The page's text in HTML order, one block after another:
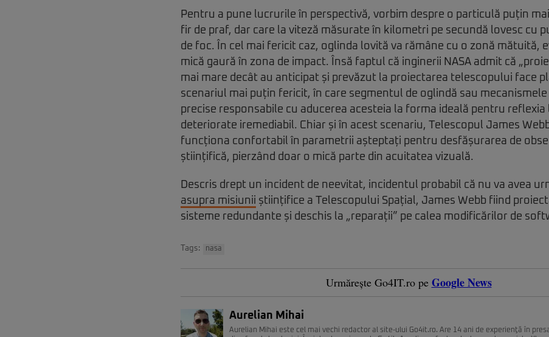
Pentru a pune lucrurile în perspectivă, vorbim despre o particulă puțin
fir de praf, dar care la viteză măsurate în kilometri pe secundă lovesc cu
de foc. În cel mai fericit caz, oglinda lovită va rămâne cu o zonă mătuită,
mică gaură în zona de impact. Însă faptul că inginerii NASA admit că
mai mare decât au anticipat și prevăzut la proiectarea telescopului face
scenariul mai puțin fericit, în care segmentul de oglindă sau
precise responsabile cu aducerea acesteia la forma ideală pentru
deteriorate iremediabil. Chiar și în acest scenariu, Telescopul James
funcționa confortabil în parametrii așteptați pentru desfășurarea de
științifică, pierzând doar o mică parte din acuitatea vizuală.
Descris drept un incident de neevitat, incidentul probabil că nu va avea
asupra misiunii științifice a Telescopului Spațial, James Webb fiind
sisteme redundante și deschis la „reparații” pe calea modificărilor de
Tags: nasa
Urmărește Go4IT.ro pe Google News
Aurelian Mihai
Aurelian Mihai este cel mai vechi redactor al site-ului Go4it.ro. Are 14 ani de experienţă în